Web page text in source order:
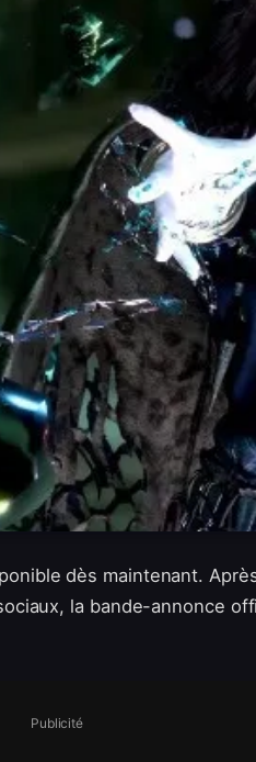
dès maintenant.
la bande-annonce
Publicité